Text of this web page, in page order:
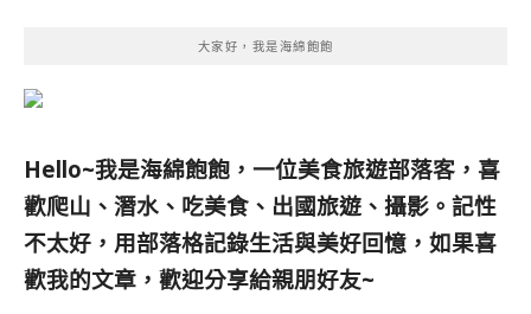
大家好，我是海綿飽飽
Hello~我是海綿飽飽，一位美食旅遊部落客， 喜
歡爬山、潛水、吃美食、出國旅遊、攝影。 記性
不太好，用部落格記錄生活與美好回憶， 如果喜
歡我的文章，歡迎分享給親朋好友~